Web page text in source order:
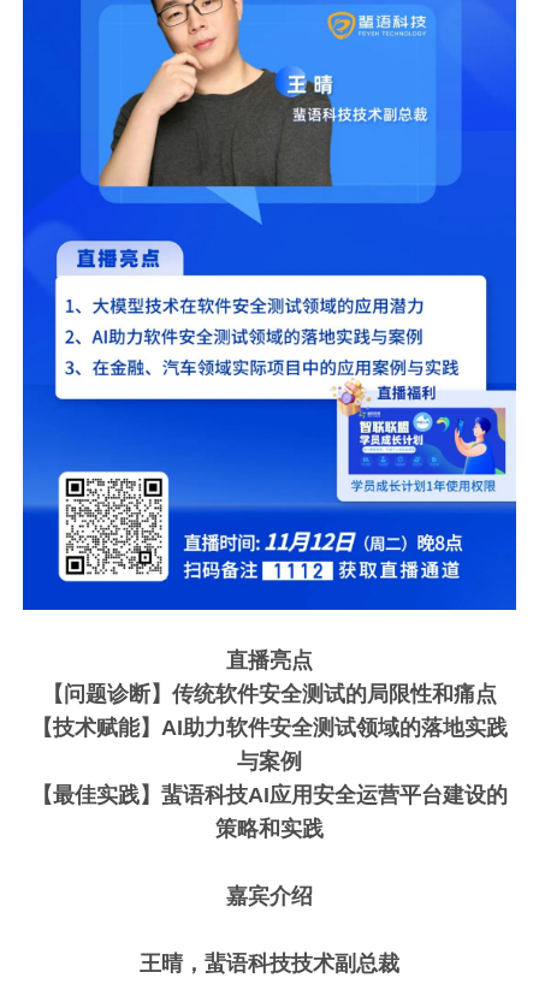
直播亮点
【问题诊断】传统软件安全测试的局限性和痛点
【技术赋能】 AI助力软件安全测试领域的落地实践
与案例
【最佳实践】蜚语科技AI应用安全运营平台建设的
策略和 实践
嘉宾介绍
王晴，蜚语科技技术副总裁